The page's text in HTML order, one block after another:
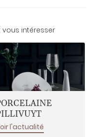
REJOIGNEZ-
intéresser
l'actualité